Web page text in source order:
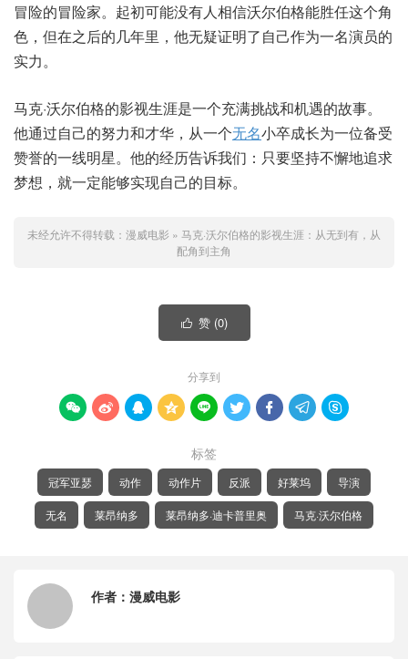
冒险的冒险家。起初可能没有人相信沃尔伯格能胜任这个角
色，但在之后的几年里，他无疑证明了自己作为一名演员的
实力。
马克·沃尔伯格的影视生涯是一个充满挑战和机遇的故事。
他通过自己的努力和才华，从一个无名小卒成长为一位备受
赞誉的一线明星。他的经历告诉我们：只要坚持不懈地追求
梦想，就一定能够实现自己的目标。
未经允许不得转载： 漫威电影 » 马克·沃尔伯格的影视生涯：从无到有，从
配角到主角
 赞 (0)
分享到
        
标签
冠军亚瑟 动作 动作片 反派 好莱坞 导演
无名 莱昂纳多 莱昂纳多·迪卡普里奥 马克·沃尔伯格
作者： 漫威电影